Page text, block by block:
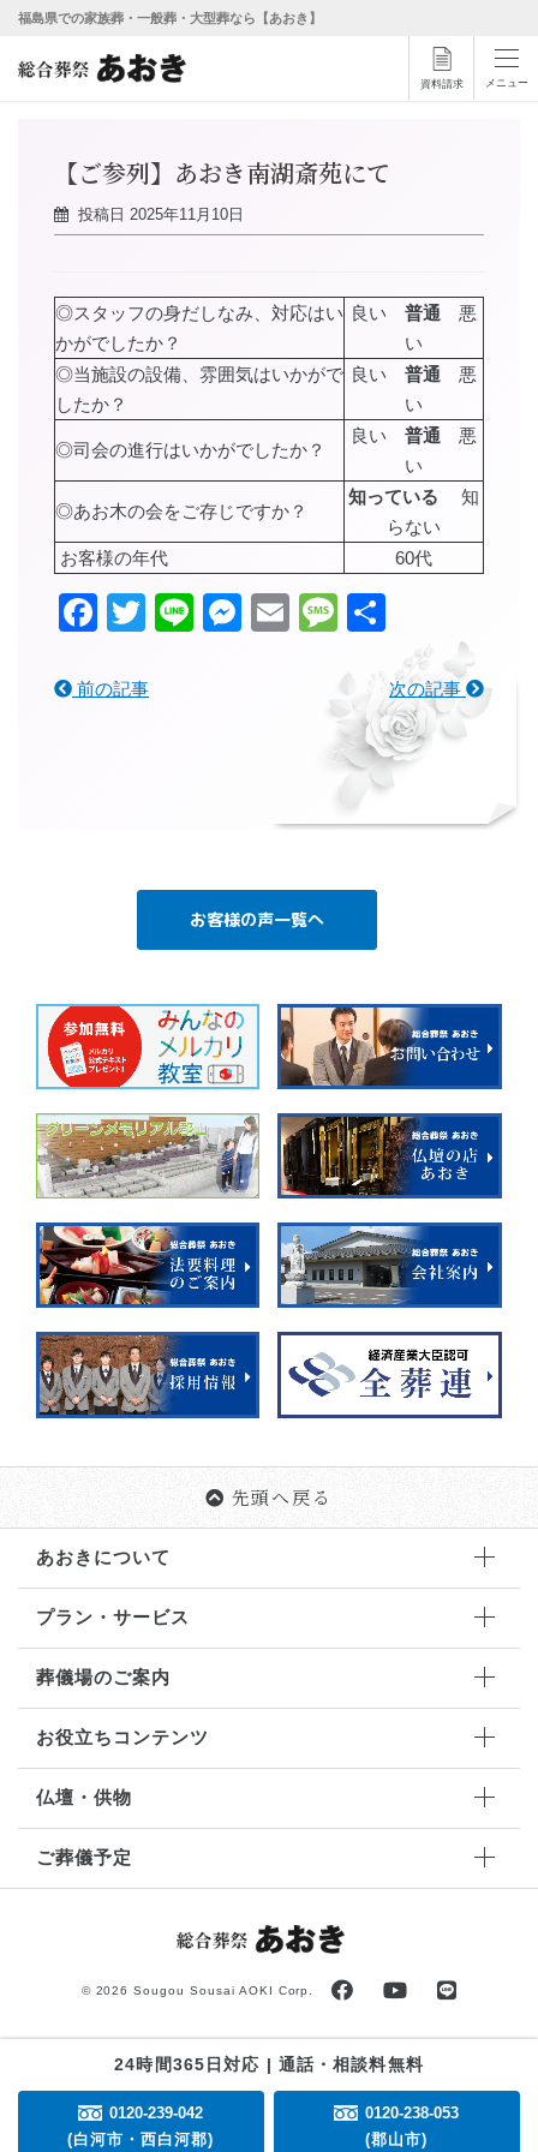
福島県での家族葬・一般葬・大型葬なら【あおき】
資料請求 メニュー
【ご参列】あおき南湖斎苑にて
投稿日 2025年11月10日
◎スタッフの身だしなみ、対応はい
かがでしたか？
良い 普通 悪
い
◎当施設の設備、雰囲気はいかがで
したか？
良い 普通 悪
い
◎司会の進行はいかがでしたか？
良い 普通 悪
い
◎あお木の会をご存じですか？
知っている 知
らない
お客様の年代
60代
Facebook
Twitter
LineMessenger
EmailMessage
有
前の記事 次の記事
お客様の声一覧へ
先頭へ戻る
あおきについて
プラン・サービス
葬儀場のご案内
お役立ちコンテンツ
仏壇・供物
ご葬儀予定
© 2026 Sougou Sousai AOKI Corp.
24時間365日対応 | 通話・相談料無料
0120-239-042
(白河市・西白河郡)
0120-238-053
(郡山市)